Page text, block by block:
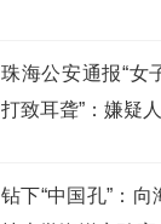
珠海公安通报“女
打致耳聋”：嫌疑
钻下“中国孔”：